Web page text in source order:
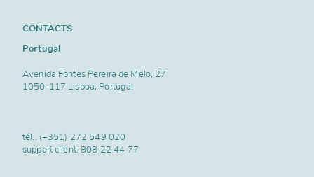
CONTACTS
Portugal
Avenida Fontes Pereira de Melo, 27
1050-117 Lisboa, Portugal
tél.. (+351) 272 549 020
support client.808 22 44 77